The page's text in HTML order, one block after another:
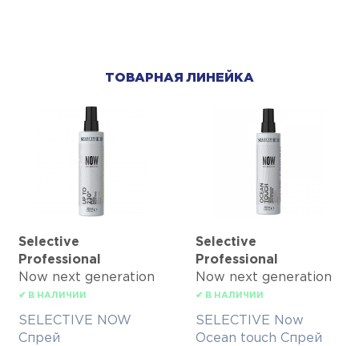
ТОВАРНАЯ ЛИНЕЙКА
Selective
Professional
Now next generation
✔ В НАЛИЧИИ
SELECTIVE NOW
Спрей
Selective
Professional
Now next generation
✔ В НАЛИЧИИ
SELECTIVE Now
Ocean touch Спрей